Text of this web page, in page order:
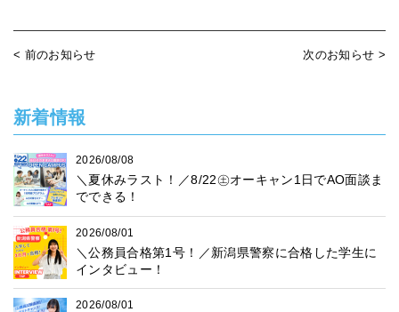
< 前のお知らせ 次のお知らせ >
新着情報
2026/08/08
＼夏休みラスト！／8/22㊏オーキャン1日でAO面談ま
でできる！
2026/08/01
＼公務員合格第1号！／新潟県警察に合格した学生に
インタビュー！
2026/08/01